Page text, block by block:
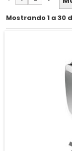
Mostrando 1 a 30